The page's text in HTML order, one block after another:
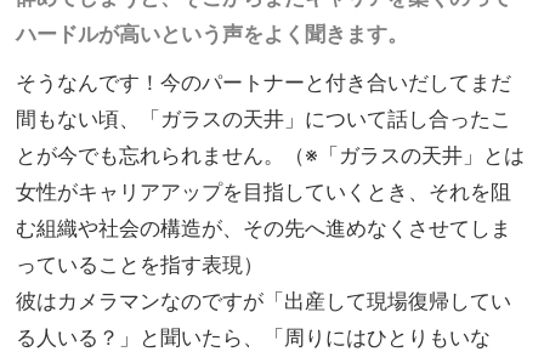
ハードルが高いという声をよく聞きます。
そうなんです！今のパートナーと付き合いだしてまだ
間もない頃、「ガラスの天井」について話し合ったこ
とが今でも忘れられません。（※「ガラスの天井」とは
女性がキャリアアップを目指していくとき、それを阻
む組織や社会の構造が、その先へ進めなくさせてしま
っていることを指す表現）
彼はカメラマンなのですが「出産して現場復帰してい
る人いる？」と聞いたら、「周りにはひとりもいな